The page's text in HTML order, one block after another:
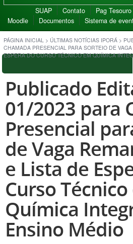
SUAP Contato Pag Tesouro
Moodle
Documentos Sistema de
PÁGINA INICIAL > ÚLTIMAS NOTÍCIAS IPORÁ >
CHAMADA PRESENCIAL PARA SORTEIO DE
ESPERA DO CURSO TÉCNICO EM QUÍMICA
Publicado
01/2023 para
Presencial
de Vaga
e Lista de
Curso
Química
Ensino Médio